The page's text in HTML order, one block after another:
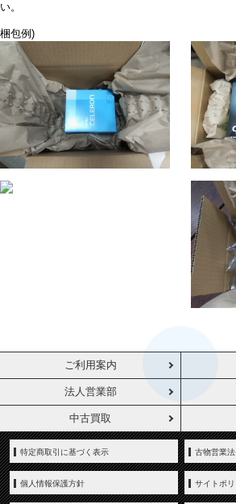
い。
梱包例)
ご利用案内
法人営業部
中古買取
特定商取引に基づく表示 古物営業
個人情報保護方針 サイトポ